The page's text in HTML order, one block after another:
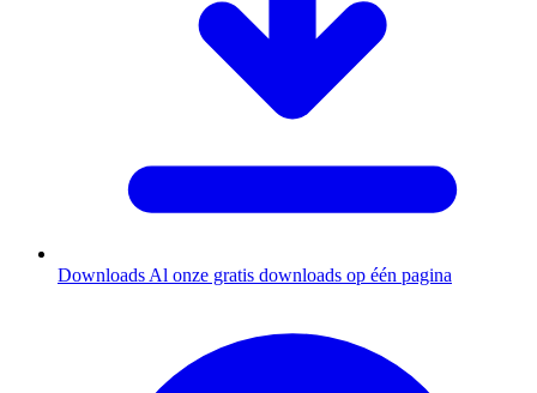
Downloads Al onze gratis downloads op één pagina